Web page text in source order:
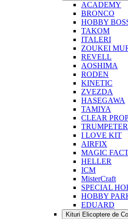
ACADEMY
BRONCO
HOBBY
TAKOM
ITALERI
ZOUKEI
REVELL
AOSHIMA
RODEN
KINETIC
ZVEZDA
HASEGAWA
TAMIYA
CLEAR
TRUMPETER
I LOVE KIT
AIRFIX
MAGIC
HELLER
ICM
MisterCraft
SPECIAL
HOBBY
EDUARD
Kituri Elicoptere de